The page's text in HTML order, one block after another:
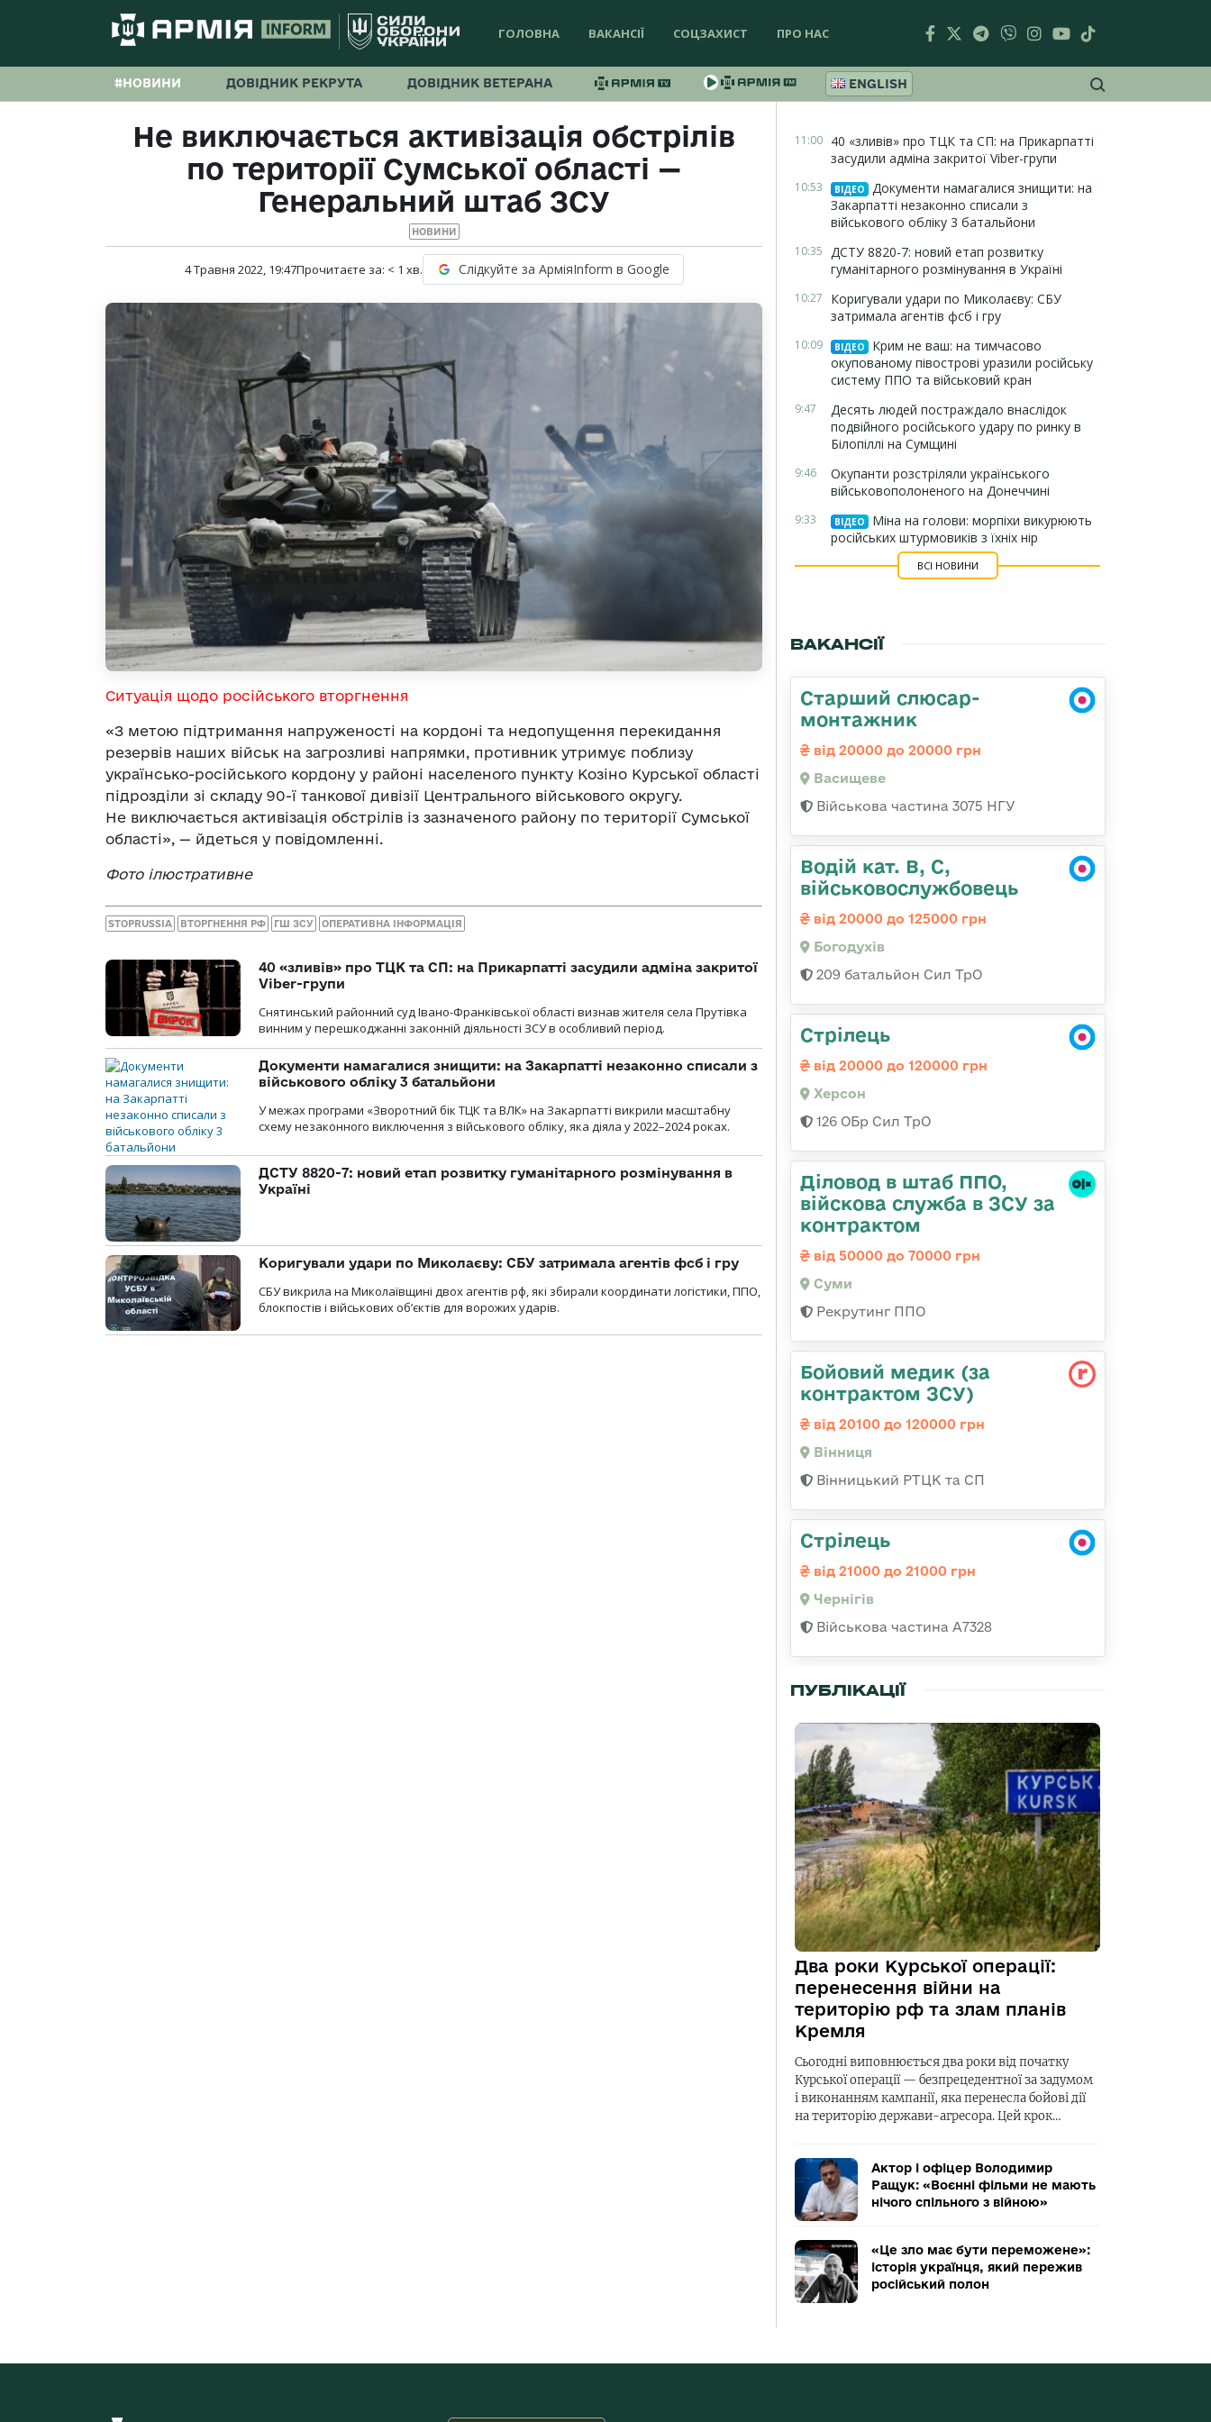
ГОЛОВНА ВАКАНСІЇ СОЦЗАХИСТ ПРО НАС
#НОВИНИ ДОВІДНИК РЕКРУТА ДОВІДНИК ВЕТЕРАНА ENGLISH
Не виключається активізація обстрілів
по території Сумської області —
Генеральний штаб ЗСУ
НОВИНИ
4 Травня 2022, 19:47Прочитаєте за: < 1 хв. Слідкуйте за АрміяInform в Google
Ситуація щодо російського вторгнення
«З метою підтримання напруженості на кордоні та недопущення перекидання
резервів наших військ на загрозливі напрямки, противник утримує поблизу
українсько-російського кордону у районі населеного пункту Козіно Курської області
підрозділи зі складу 90-ї танкової дивізії Центрального військового округу.
Не виключається активізація обстрілів із зазначеного району по території Сумської
області», — йдеться у повідомленні.
Фото ілюстративне
STOPRUSSIA ВТОРГНЕННЯ РФ ГШ ЗСУ ОПЕРАТИВНА ІНФОРМАЦІЯ
40 «зливів» про ТЦК та СП: на Прикарпатті засудили адміна закритої
Viber-групи
Снятинський районний суд Івано-Франківської області визнав жителя села Прутівка
винним у перешкоджанні законній діяльності ЗСУ в особливий період.
Документи намагалися знищити: на Закарпатті незаконно списали з
військового обліку 3 батальйони
У межах програми «Зворотний бік ТЦК та ВЛК» на Закарпатті викрили масштабну
схему незаконного виключення з військового обліку, яка діяла у 2022–2024 роках.
ДСТУ 8820-7: новий етап розвитку гуманітарного розмінування в
Україні
Коригували удари по Миколаєву: СБУ затримала агентів фсб і гру
СБУ викрила на Миколаївщині двох агентів рф, які збирали координати логістики, ППО,
блокпостів і військових об’єктів для ворожих ударів.
11:00 40 «зливів» про ТЦК та СП: на Прикарпатті
засудили адміна закритої Viber-групи
10:53 ВІДЕО
Документи намагалися знищити: на
Закарпатті незаконно списали з
військового обліку 3 батальйони
10:35 ДСТУ 8820-7: новий етап розвитку
гуманітарного розмінування в Україні
10:27
Коригували удари по Миколаєву: СБУ
затримала агентів фсб і гру
10:09 ВІДЕО
Крим не ваш: на тимчасово
окупованому півострові уразили російську
систему ППО та військовий кран
9:47
Десять людей постраждало внаслідок
подвійного російського удару по ринку в
Білопіллі на Сумщині
9:46
Окупанти розстріляли українського
військовополоненого на Донеччині
9:33 ВІДЕО
Міна на голови: морпіхи викурюють
російських штурмовиків з їхніх нір
ВСІ НОВИНИ
ВАКАНСІЇ
Старший слюсар-
монтажник
від 20000 до 20000 грн
Васищеве
Військова частина 3075 НГУ
Водій кат. В, С,
військовослужбовець
від 20000 до 125000 грн
Богодухів
209 батальйон Сил ТрО
Стрілець
від 20000 до 120000 грн
Херсон
126 ОБр Сил ТрО
Діловод в штаб ППО,
війскова служба в ЗСУ за
контрактом
від 50000 до 70000 грн
Суми
Рекрутинг ППО
Бойовий медик (за
контрактом ЗСУ)
від 20100 до 120000 грн
Вінниця
Вінницький РТЦК та СП
Стрілець
від 21000 до 21000 грн
Чернігів
Військова частина А7328
ПУБЛІКАЦІЇ
Два роки Курської операції:
перенесення війни на
територію рф та злам планів
Кремля
Сьогодні виповнюється два роки від початку
Курської операції — безпрецедентної за задумом
і виконанням кампанії, яка перенесла бойові дії
на територію держави-агресора. Цей крок…
Актор і офіцер Володимир
Ращук: «Воєнні фільми не мають
нічого спільного з війною»
«Це зло має бути переможене»:
історія українця, який пережив
російський полон